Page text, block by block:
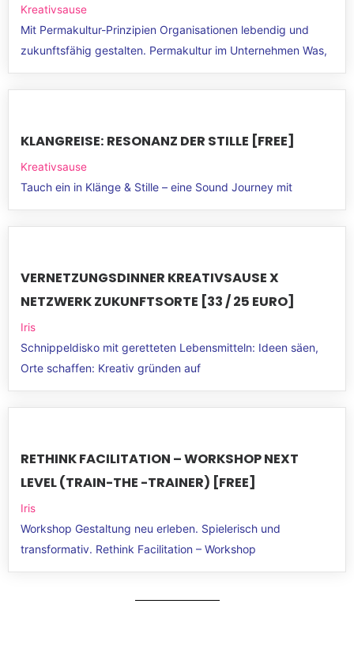
Kreativsause
Mit Permakultur-Prinzipien Organisationen lebendig und
zukunftsfähig gestalten. Permakultur im Unternehmen Was,
KLANGREISE: RESONANZ DER STILLE [FREE]
Kreativsause
Tauch ein in Klänge & Stille – eine Sound Journey mit
VERNETZUNGSDINNER KREATIVSAUSE X
NETZWERK ZUKUNFTSORTE [33 / 25 EURO]
Iris
Schnippeldisko mit geretteten Lebensmitteln: Ideen säen,
Orte schaffen: Kreativ gründen auf
RETHINK FACILITATION – WORKSHOP NEXT
LEVEL (TRAIN-THE -TRAINER) [FREE]
Iris
Workshop Gestaltung neu erleben. Spielerisch und
transformativ. Rethink Facilitation – Workshop